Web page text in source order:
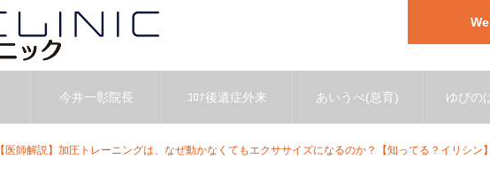
今井一彰院長 ｺﾛﾅ後遺症外来 あいうべ(息育) ゆびの
【医師解説】加圧トレーニングは、なぜ動かなくてもエクササイズになるのか？【知ってる？イリシン